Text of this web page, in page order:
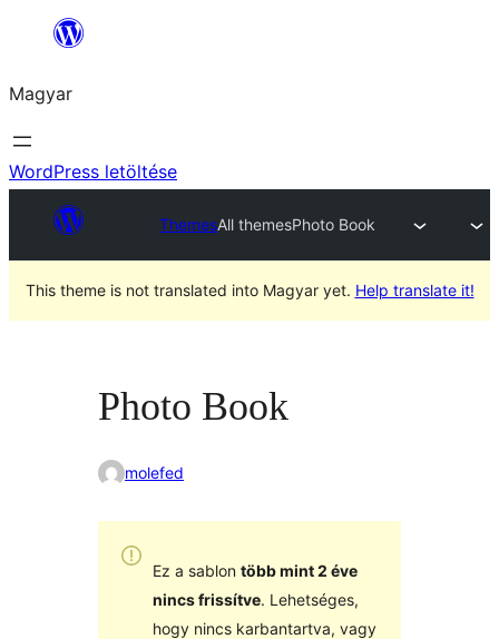
Ugrás
tartalomhoz
Magyar
WordPress letöltése
ThemesAll themesPhoto Book
This theme is not translated into Magyar yet. Help translate it!
Photo Book
molefed
Ez a sablon több mint 2 éve
nincs frissítve. Lehetséges,
hogy nincs karbantartva, vagy